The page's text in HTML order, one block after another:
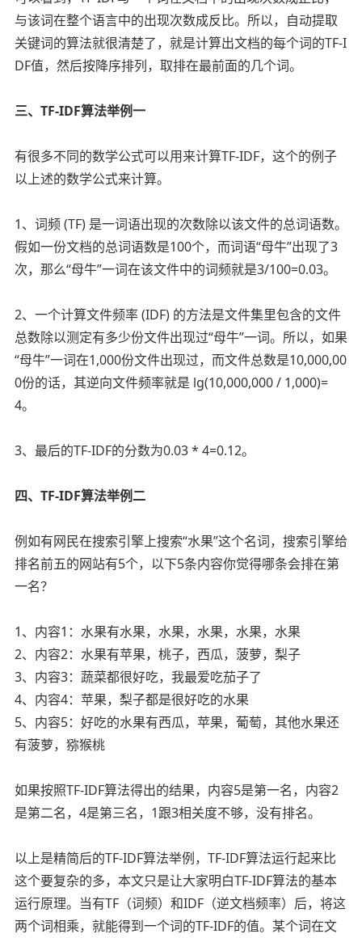
与该词在整个语言中的出现次数成反比。所以，自动提取
关键词的算法就很清楚了，就是计算出文档的每个词的TF-I
DF值，然后按降序排列，取排在最前面的几个词。
三、TF-IDF算法举例一
有很多不同的数学公式可以用来计算TF-IDF，这个的例子
以上述的数学公式来计算。
1、词频 (TF) 是一词语出现的次数除以该文件的总词语数。
假如一份文档的总词语数是100个，而词语“母牛”出现了3
次，那么“母牛”一词在该文件中的词频就是3/100=0.03。
2、一个计算文件频率 (IDF) 的方法是文件集里包含的文件
总数除以测定有多少份文件出现过“母牛”一词。所以，如果
“母牛”一词在1,000份文件出现过，而文件总数是10,000,00
0份的话，其逆向文件频率就是 lg(10,000,000 / 1,000)=
4。
3、最后的TF-IDF的分数为0.03 * 4=0.12。
四、TF-IDF算法举例二
例如有网民在搜索引擎上搜索“水果”这个名词，搜索引擎给
排名前五的网站有5个，以下5条内容你觉得哪条会排在第
一名？
1、内容1：水果有水果，水果，水果，水果，水果
2、内容2：水果有苹果，桃子，西瓜，菠萝，梨子
3、内容3：蔬菜都很好吃，我最爱吃茄子了
4、内容4：苹果，梨子都是很好吃的水果
5、内容5：好吃的水果有西瓜，苹果，葡萄，其他水果还
有菠萝，猕猴桃
如果按照TF-IDF算法得出的结果，内容5是第一名，内容2
是第二名，4是第三名，1跟3相关度不够，没有排名。
以上是精简后的TF-IDF算法举例，TF-IDF算法运行起来比
这个要复杂的多，本文只是让大家明白TF-IDF算法的基本
运行原理。当有TF（词频）和IDF（逆文档频率）后，将这
两个词相乘，就能得到一个词的TF-IDF的值。某个词在文